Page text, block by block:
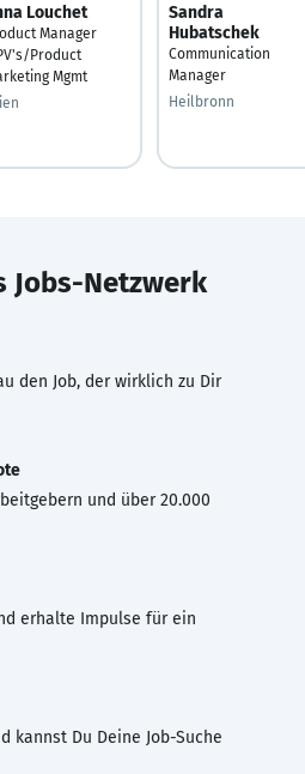
Louchet
Manager
Product
Mgmt
Sandra
Hubatschek
Communication
Manager
Heilbronn
Jobs-Netzwerk
den Job, der wirklich zu Dir
und über 20.000
erhalte Impulse für ein
kannst Du Deine Job-Suche